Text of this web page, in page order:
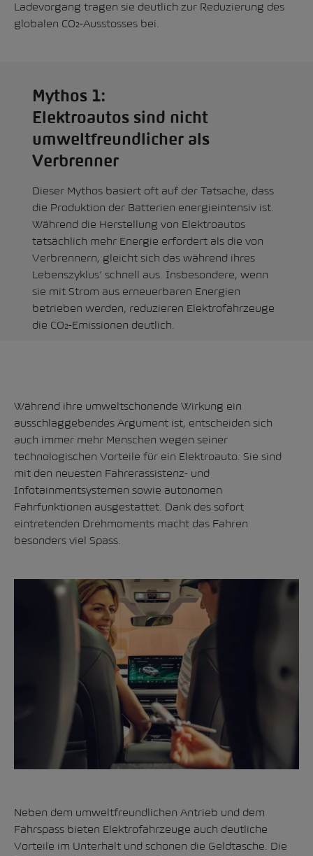
Ladevorgang tragen sie deutlich zur Reduzierung des
globalen CO₂-Ausstosses bei.
Mythos 1:
Elektroautos sind nicht
umweltfreundlicher als
Verbrenner
Dieser Mythos basiert oft auf der Tatsache, dass
die Produktion der Batterien energieintensiv ist.
Während die Herstellung von Elektroautos
tatsächlich mehr Energie erfordert als die von
Verbrennern, gleicht sich das während ihres
Lebenszyklus’ schnell aus. Insbesondere, wenn
sie mit Strom aus erneuerbaren Energien
betrieben werden, reduzieren Elektrofahrzeuge
die CO₂-Emissionen deutlich.
Während ihre umweltschonende Wirkung ein
ausschlaggebendes Argument ist, entscheiden sich
auch immer mehr Menschen wegen seiner
technologischen Vorteile für ein Elektroauto. Sie sind
mit den neuesten Fahrerassistenz- und
Infotainmentsystemen sowie autonomen
Fahrfunktionen ausgestattet. Dank des sofort
eintretenden Drehmoments macht das Fahren
besonders viel Spass.
Neben dem umweltfreundlichen Antrieb und dem
Fahrspass bieten Elektrofahrzeuge auch deutliche
Vorteile im Unterhalt und schonen die Geldtasche. Die